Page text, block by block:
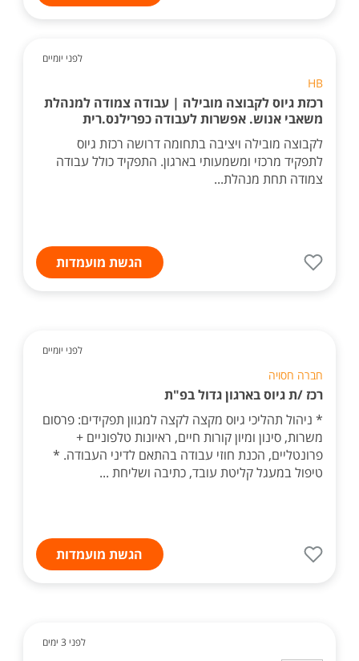
לפני יומיים
HB
רכזת גיוס לקבוצה מובילה | עבודה צמודה למנהלת
משאבי אנוש. אפשרות לעבודה כפרילנס.רית
לקבוצה מובילה ויציבה בתחומה דרושה רכזת גיוס
לתפקיד מרכזי ומשמעותי בארגון. התפקיד כולל עבודה
צמודה תחת מנהלת...
הגשת מועמדות
לפני יומיים
חברה חסויה
רכז /ת גיוס בארגון גדול בפ"ת
* ניהול תהליכי גיוס מקצה לקצה למגוון תפקידים: פרסום
משרות, סינון ומיון קורות חיים, ראיונות טלפוניים +
פרונטליים, הכנת חוזי עבודה בהתאם לדיני העבודה. *
טיפול במעגל קליטת עובד, כתיבה ושליחת ...
הגשת מועמדות
לפני 3 ימים